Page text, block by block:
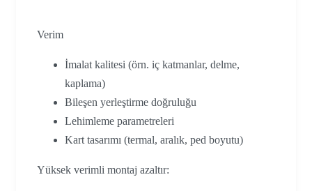
Verim
İmalat kalitesi (örn. iç katmanlar, delme,
kaplama)
Bileşen yerleştirme doğruluğu
Lehimleme parametreleri
Kart tasarımı (termal, aralık, ped boyutu)
Yüksek verimli montaj azaltır: